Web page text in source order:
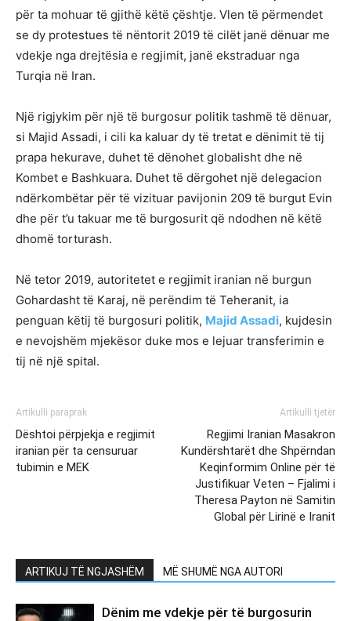
për ta mohuar të gjithë këtë çështje. Vlen të përmendet
se dy protestues të nëntorit 2019 të cilët janë dënuar me
vdekje nga drejtësia e regjimit, janë ekstraduar nga
Turqia në Iran.
Një rigjykim për një të burgosur politik tashmë të dënuar,
si Majid Assadi, i cili ka kaluar dy të tretat e dënimit të tij
prapa hekurave, duhet të dënohet globalisht dhe në
Kombet e Bashkuara. Duhet të dërgohet një delegacion
ndërkombëtar për të vizituar pavijonin 209 të burgut Evin
dhe për t’u takuar me të burgosurit që ndodhen në këtë
dhomë torturash.
Në tetor 2019, autoritetet e regjimit iranian në burgun
Gohardasht të Karaj, në perëndim të Teheranit, ia
penguan këtij të burgosuri politik, Majid Assadi, kujdesin
e nevojshëm mjekësor duke mos e lejuar transferimin e
tij në një spital.
Artikulli paraprak
Dështoi përpjekja e regjimit
iranian për ta censuruar
tubimin e MEK
Artikulli tjetër
Regjimi Iranian Masakron
Kundërshtarët dhe Shpërndan
Keqinformim Online për të
Justifikuar Veten – Fjalimi i
Theresa Payton në Samitin
Global për Lirinë e Iranit
ARTIKUJ TË NGJASHËM MË SHUMË NGA AUTORI
Dënim me vdekje për të burgosurin